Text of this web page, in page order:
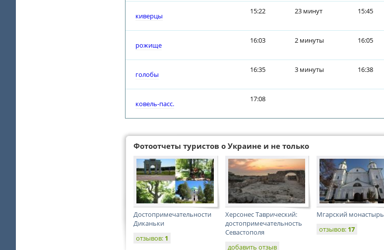
киверцы
15:22 23 минут 15:45
рожище
16:03 2 минуты 16:05
голобы
16:35 3 минуты 16:38
ковель-пасс.
17:08
Фотоотчеты туристов о Украине и не только
Достопримечательности
Диканьки
отзывов: 1
Херсонес Таврический:
достопримечательность
Севастополя
добавить отзыв
Мгарский монастырь
отзывов: 17